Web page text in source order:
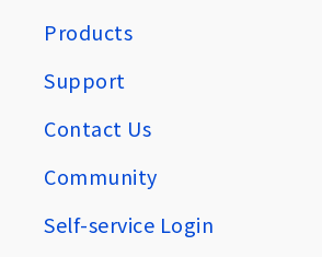
Products
Support
Contact Us
Community
Self-service Login